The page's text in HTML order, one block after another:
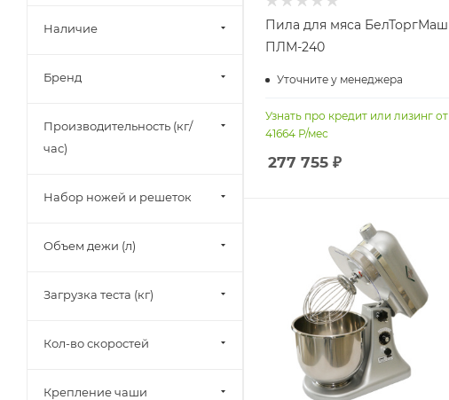
Пила для мяса БелТоргМаш
ПЛМ-240
Уточните у менеджера
Узнать про кредит или лизинг от
41664 Р/мес
277 755 ₽
Наличие
Бренд
Производительность (кг/
час)
Набор ножей и решеток
Объем дежи (л)
Загрузка теста (кг)
Кол-во скоростей
Крепление чаши